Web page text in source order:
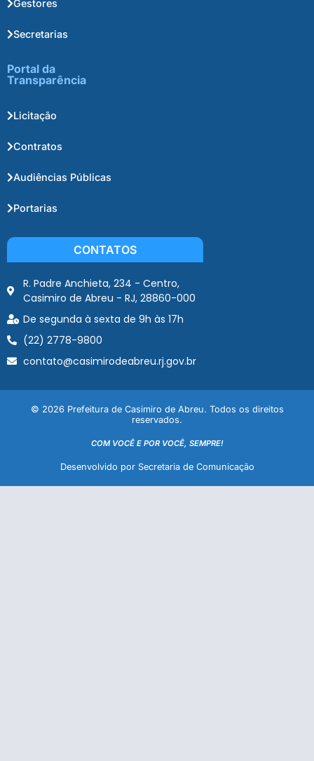
Gestores
Secretarias
Portal da
Transparência
Licitação
Contratos
Audiências Públicas
Portarias
CONTATOS
R. Padre Anchieta, 234 - Centro,
Casimiro de Abreu - RJ, 28860-000
De segunda à sexta de 9h às 17h
(22) 2778-9800
contato@casimirodeabreu.rj.gov.br
© 2026 Prefeitura de Casimiro de Abreu. Todos os direitos
reservados.
COM VOCÊ E POR VOCÊ, SEMPRE!
Desenvolvido por Secretaria de Comunicação